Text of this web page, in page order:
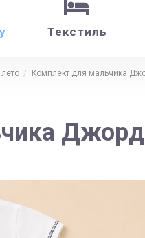
Текстиль
Комплект для мальчика